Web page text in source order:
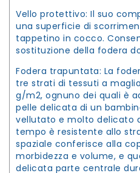
Vello protettivo: Il suo
una superficie di
tappetino in cocco.
sostituzione della fodera
Fodera trapuntata: La
tre strati di tessuti a
g/m2, ognuno dei quali è
pelle delicata di un
vellutato e molto delicato
tempo è resistente allo
spaziale conferisce alla
morbidezza e volume, e
delicata parte centrale